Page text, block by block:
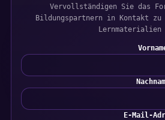
Vervollständigen Sie das
Bildungspartnern in Kontakt zu
E-Mail-